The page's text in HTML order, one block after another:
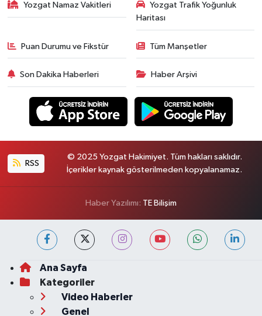
Yozgat Namaz Vakitleri
Yozgat Trafik Yoğunluk
Haritası
Puan Durumu ve Fikstür Tüm Manşetler
Son Dakika Haberleri Haber Arşivi
RSS
© 2025 Yozgat Hakimiyet. Tüm hakları saklıdır.
İçerikler kaynak gösterilmeden kopyalanamaz.
Haber Yazılımı: TE Bilişim
Ana Sayfa
Kategoriler
Video Haberler
Genel